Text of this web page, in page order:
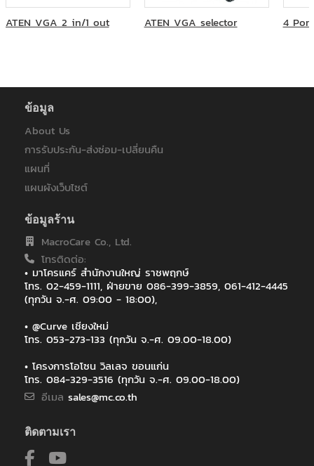
ATEN VGA 2 in/1 out ATEN VGA selector 4
ข้อมูล
About Us
การรับประกัน-ส่งซ่อม-เปลี่ยนคืน
แผนที่
แผนผังเว็บไซต์
ข้อมูลร้าน
MacroCare Co., Ltd.
โทรติดต่อ:
• มาโครแคร์ สำนักงานใหญ่ ราชพฤกษ์
โทร. 02-459-1111, ฝ่ายขาย 086-399-3859, 061-412-4445
(ทุกวัน จ.-ศ. 09:00 - 18:00),
• @Curve เชียงใหม่
โทร. 053-273-133 (ทุกวัน จ.-ศ. 09.00-18.00)
• โครงการโอโซน วิลเลจ ขอนแก่น
โทร. 084-329-3516 (ทุกวัน จ.-ศ. 09.00-18.00)
อีเมล sales@mc.co.th
ติดตามเรา